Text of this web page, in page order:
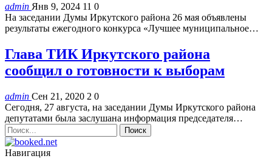
admin Янв 9, 2024 11 0
На заседании Думы Иркутского района 26 мая объявлены
результаты ежегодного конкурса «Лучшее муниципальное…
Глава ТИК Иркутского района
сообщил о готовности к выборам
admin Сен 21, 2020 2 0
Сегодня, 27 августа, на заседании Думы Иркутского района
депутатами была заслушана информация председателя…
Навигация